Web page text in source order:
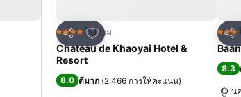
แชร์
เพิ่มในรายการโปรด
4 ดาว โรงแรม
Chateau de Khaoyai Hotel &
Resort
8.0 ดีมาก (2,466 การให้คะแนน)
แชร์
3 ดาว
8.3
น